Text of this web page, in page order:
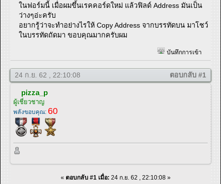
ในฟอร์มนี้ เมื่อผมขึ้นเรคคอร์ดใหม่ แล้วฟิลด์ Address มันเป็น
ว่างๆอ่ะครับ
อยากรู้ว่าจะทำอย่างไรให้ Copy Address จากบรรทัดบน มาโชว์
ในบรรทัดถัดมา ขอบคุณมากครับผม
บันทึกการเข้า
24 ก.ย. 62 , 22:10:08 ตอบกลับ #1
pizza_p
ผู้เชี่ยวชาญ
พลังขอบคุณ: 60
« ตอบกลับ #1 เมื่อ: 24 ก.ย. 62 , 22:10:08 »